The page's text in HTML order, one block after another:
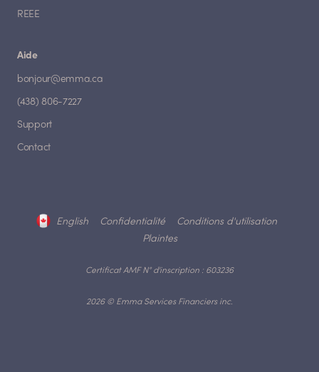
REEE
Aide
bonjour@emma.ca
(438) 806-7227
Support
Contact
2026 © Emma Services Financiers inc.
Certificat AMF N° d'inscription : 603236
English Confidentialité
Conditions d'utilisation
Plaintes